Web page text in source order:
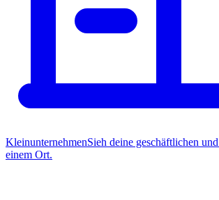
KleinunternehmenSieh deine geschäftlichen
einem Ort.